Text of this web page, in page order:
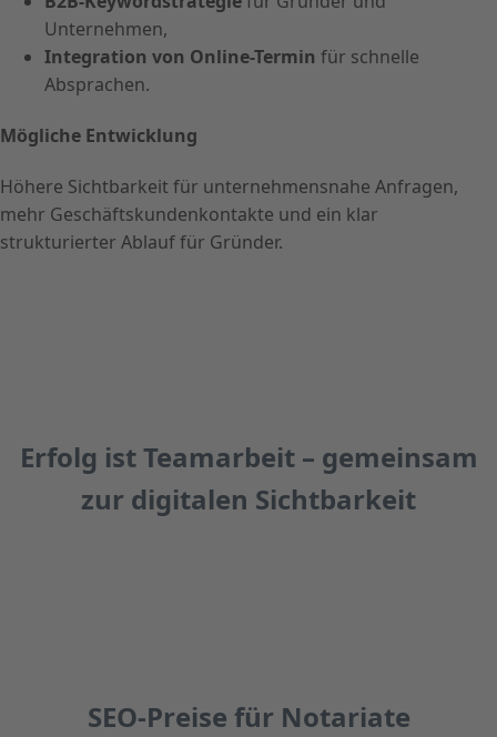
Unternehmen,
Integration von Online-Termin für schnelle
Absprachen.
Mögliche Entwicklung
Höhere Sichtbarkeit für unternehmensnahe Anfragen,
mehr Geschäftskundenkontakte und ein klar
strukturierter Ablauf für Gründer.
Erfolg ist Teamarbeit – gemeinsam
zur digitalen Sichtbarkeit
SEO-Preise für Notariate